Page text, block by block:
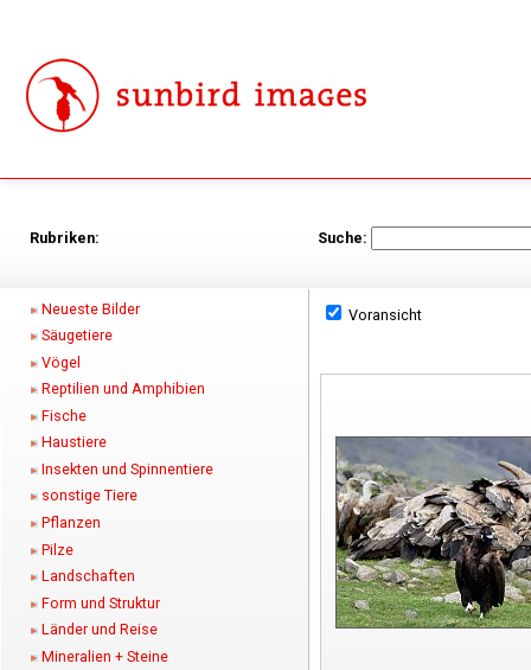
Rubriken: Suche:
Neueste Bilder
Säugetiere
Vögel
Reptilien und Amphibien
Fische
Haustiere
Insekten und Spinnentiere
sonstige Tiere
Pflanzen
Pilze
Landschaften
Form und Struktur
Länder und Reise
Mineralien + Steine
Voransicht